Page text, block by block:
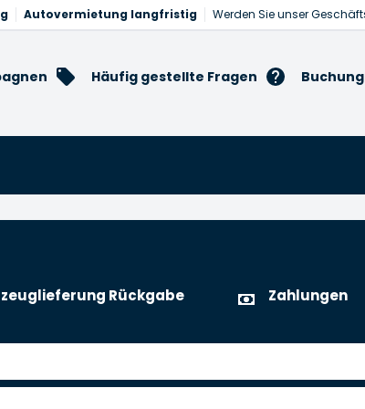
Autovermietung langfristig Werden Sie unser
Häufig gestellte Fragen
Rückgabe Zahlungen